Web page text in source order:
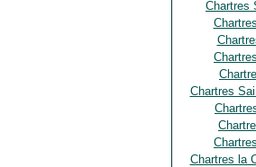
Chartres
Chartres
Chartres la